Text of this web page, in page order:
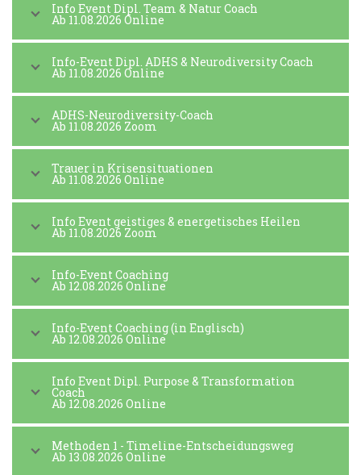
Info Event Dipl. Team & Natur Coach
Ab 11.08.2026 Online
Info-Event Dipl. ADHS & Neurodiversity Coach
Ab 11.08.2026 Online
ADHS-Neurodiversity-Coach
Ab 11.08.2026 Zoom
Trauer in Krisensituationen
Ab 11.08.2026 Online
Info Event geistiges & energetisches Heilen
Ab 11.08.2026 Zoom
Info-Event Coaching
Ab 12.08.2026 Online
Info-Event Coaching (in Englisch)
Ab 12.08.2026 Online
Info Event Dipl. Purpose & Transformation
Coach
Ab 12.08.2026 Online
Methoden 1 - Timeline-Entscheidungsweg
Ab 13.08.2026 Online